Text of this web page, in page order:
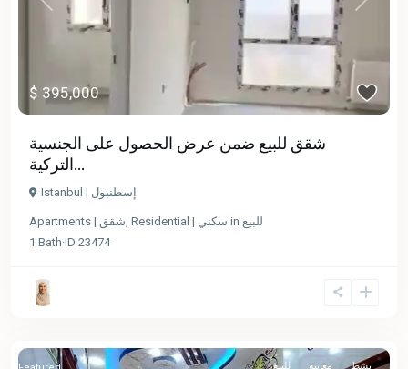
Previous Next
$ 395,000
شقق للبيع ضمن عرض الحصول على الجنسية
التركية...
Istanbul | إسطنبول
Apartments | شقق, Residential | سكني in للبيع
1 Bath·ID 23474
للبيع معاينة نشط